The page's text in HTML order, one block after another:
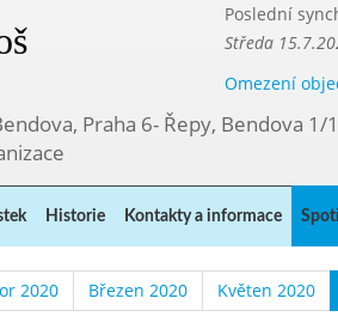
Poslední
Středa
Omezení
Praha 6- Řepy, Bendova 1/
Historie Kontakty a informace
2020 Březen 2020 Květen 2020